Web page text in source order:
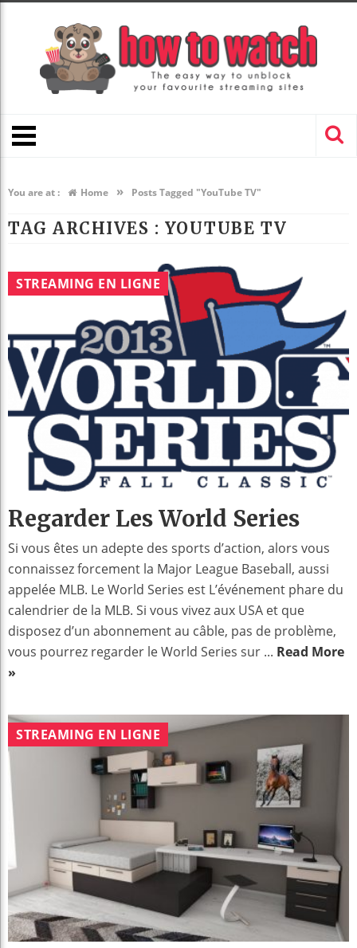
You are at : Home » Posts Tagged "YouTube TV"
TAG ARCHIVES : YOUTUBE TV
STREAMING EN LIGNE
Regarder Les World Series
Si vous êtes un adepte des sports d’action, alors vous
connaissez forcement la Major League Baseball, aussi
appelée MLB. Le World Series est L’événement phare du
calendrier de la MLB. Si vous vivez aux USA et que
disposez d’un abonnement au câble, pas de problème,
vous pourrez regarder le World Series sur ... Read More
»
STREAMING EN LIGNE